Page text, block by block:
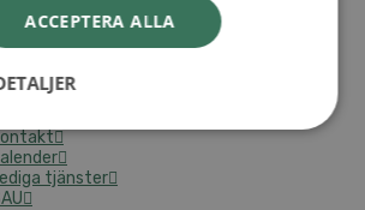
(NGOPRO)
tjänster
ACCEPTERA ALLA